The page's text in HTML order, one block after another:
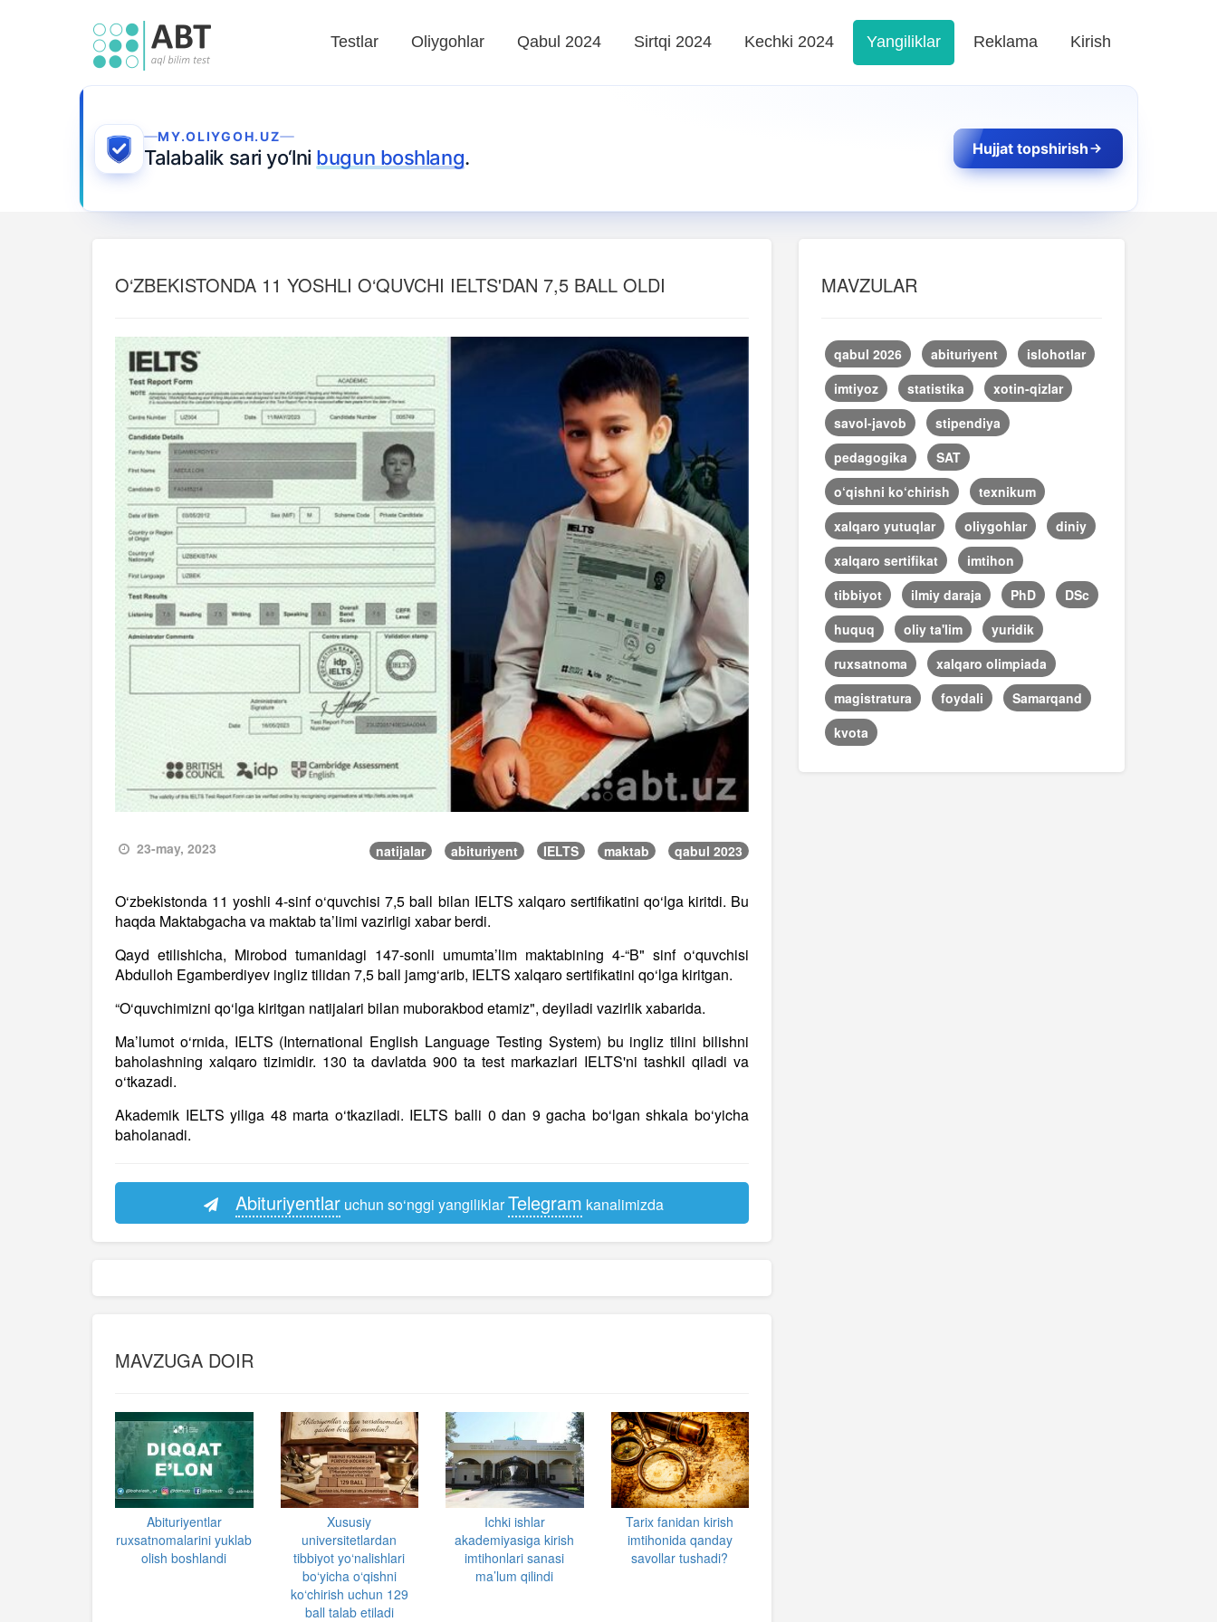
Testlar Oliygohlar Qabul 2024 Sirtqi 2024 Kechki 2024 Yangiliklar Reklama Kirish
MY.OLIYGOH.UZ
Talabalik sari yo‘lni bugun boshlang. Hujjat topshirish
O‘ZBEKISTONDA 11 YOSHLI O‘QUVCHI IELTS'DAN 7,5 BALL OLDI
23-may, 2023 natijalar abituriyent IELTS maktab qabul 2023
O‘zbekistonda 11 yoshli 4-sinf o‘quvchisi 7,5 ball bilan IELTS xalqaro sertifikatini qo‘lga kiritdi. Bu
haqda Maktabgacha va maktab ta’limi vazirligi xabar berdi.
Qayd etilishicha, Mirobod tumanidagi 147-sonli umumta’lim maktabining 4-“B" sinf o‘quvchisi
Abdulloh Egamberdiyev ingliz tilidan 7,5 ball jamg‘arib, IELTS xalqaro sertifikatini qo‘lga kiritgan.
“O‘quvchimizni qo‘lga kiritgan natijalari bilan muborakbod etamiz", deyiladi vazirlik xabarida.
Ma’lumot o‘rnida, IELTS (International English Language Testing System) bu ingliz tilini bilishni
baholashning xalqaro tizimidir. 130 ta davlatda 900 ta test markazlari IELTS'ni tashkil qiladi va
o‘tkazadi.
Akademik IELTS yiliga 48 marta o‘tkaziladi. IELTS balli 0 dan 9 gacha bo‘lgan shkala bo‘yicha
baholanadi.
Abituriyentlaruchun so‘nggi yangiliklarTelegram kanalimizda
MAVZUGA DOIR
Abituriyentlar
ruxsatnomalarini yuklab
olish boshlandi
Xususiy
universitetlardan
tibbiyot yo‘nalishlari
bo‘yicha o‘qishni
ko‘chirish uchun 129
ball talab etiladi
Ichki ishlar
akademiyasiga kirish
imtihonlari sanasi
ma’lum qilindi
Tarix fanidan kirish
imtihonida qanday
savollar tushadi?
MAVZULAR
qabul 2026 abituriyent
islohotlar
imtiyoz
statistika
xotin-qizlar
savol-javob
stipendiya
pedagogika
SAT
o‘qishni ko‘chirish
texnikum
xalqaro yutuqlar
oliygohlar
diniy
xalqaro sertifikat
imtihon
tibbiyot
ilmiy daraja PhD
DSc
huquq
oliy ta'lim
yuridik
ruxsatnoma
xalqaro olimpiada
magistratura
foydali
Samarqand
kvota